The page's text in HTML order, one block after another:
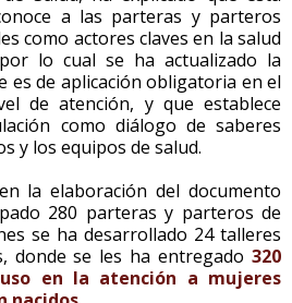
a las parteras y parteros
como actores claves en la salud
lo cual se ha actualizado la
es de aplicación obligatoria en el
de atención, y que establece
como diálogo de saberes
y los equipos de salud.
la elaboración del documento
280 parteras y parteros de
se ha desarrollado 24 talleres
donde se les ha entregado 320
en la atención a mujeres